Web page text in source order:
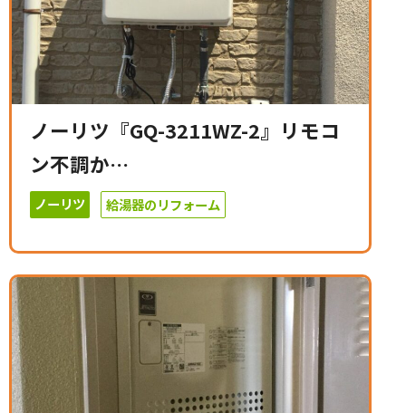
ノーリツ『GQ-3211WZ-2』リモコ
ン不調か…
ノーリツ 給湯器のリフォーム